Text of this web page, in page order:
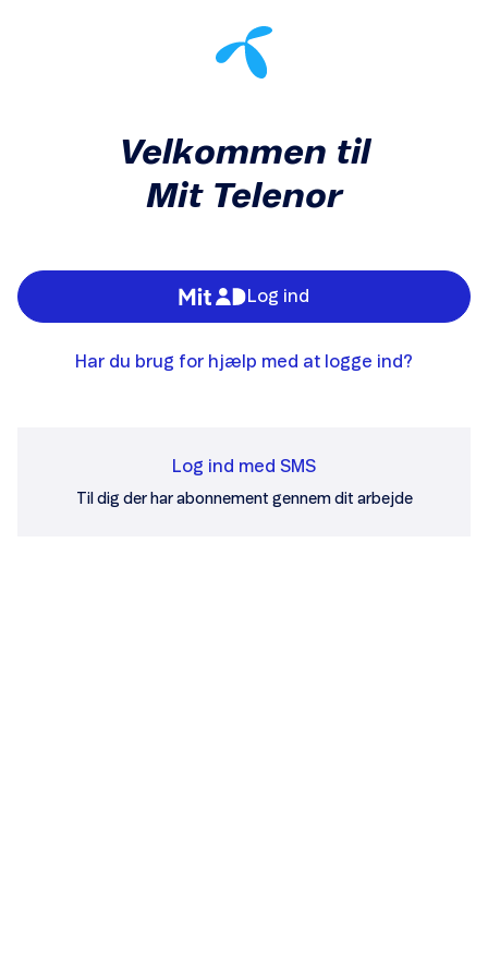
Velkommen til
Mit Telenor
Log ind
Har du brug for hjælp med at logge ind?
Log ind med SMS
Til dig der har abonnement gennem dit arbejde